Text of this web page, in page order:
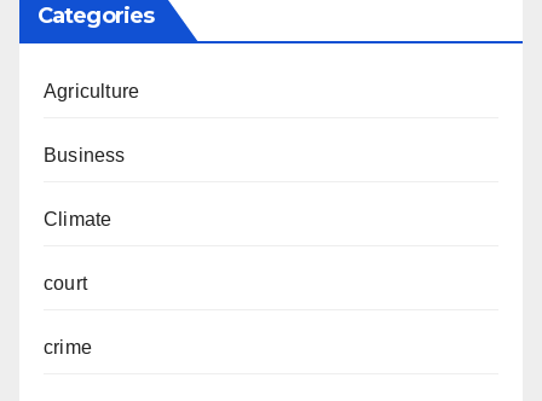
Categories
Agriculture
Business
Climate
court
crime